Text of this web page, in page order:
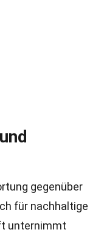
gegenüber
für nachhaltige
unternimmt